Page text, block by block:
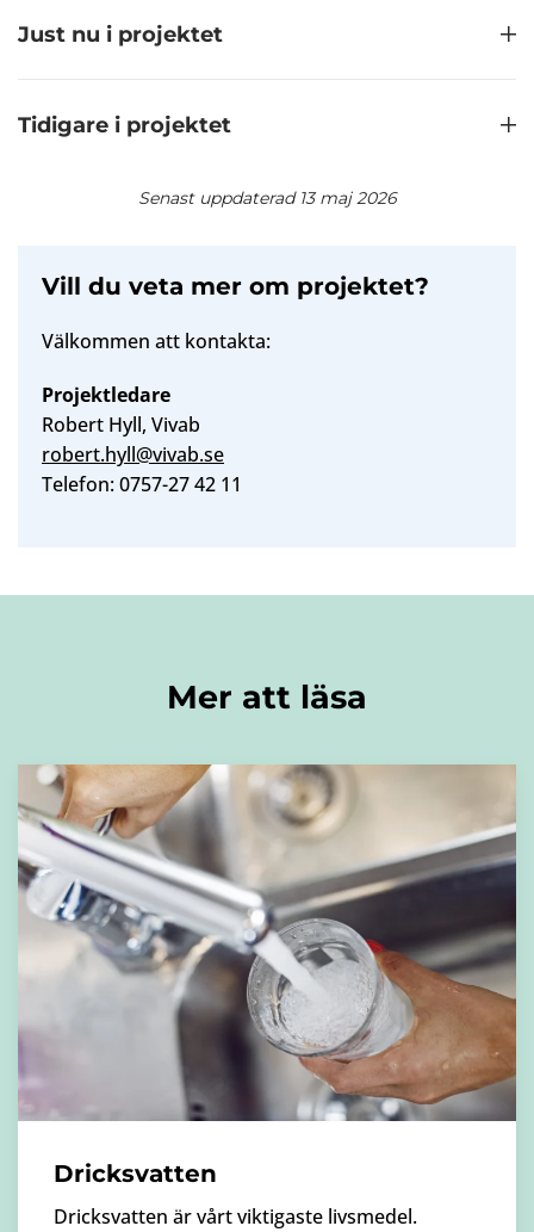
Just nu i projektet
Tidigare i projektet
Senast uppdaterad 13 maj 2026
Vill du veta mer om projektet?
Välkommen att kontakta:
Projektledare
Robert Hyll, Vivab
robert.hyll@vivab.se
Telefon: 0757-27 42 11
Mer att läsa
Dricksvatten
Dricksvatten är vårt viktigaste livsmedel.